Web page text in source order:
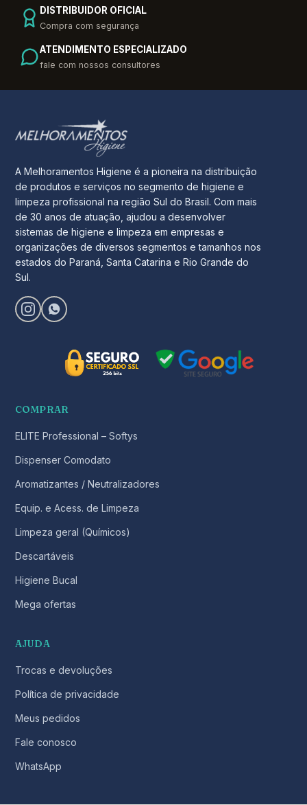
DISTRIBUIDOR OFICIAL
Compra com segurança
ATENDIMENTO ESPECIALIZADO
fale com nossos consultores
A Melhoramentos Higiene é a pioneira na distribuição
de produtos e serviços no segmento de higiene e
limpeza profissional na região Sul do Brasil. Com mais
de 30 anos de atuação, ajudou a desenvolver
sistemas de higiene e limpeza em empresas e
organizações de diversos segmentos e tamanhos nos
estados do Paraná, Santa Catarina e Rio Grande do
Sul.
COMPRAR
ELITE Professional – Softys
Dispenser Comodato
Aromatizantes / Neutralizadores
Equip. e Acess. de Limpeza
Limpeza geral (Químicos)
Descartáveis
Higiene Bucal
Mega ofertas
AJUDA
Trocas e devoluções
Política de privacidade
Meus pedidos
Fale conosco
WhatsApp